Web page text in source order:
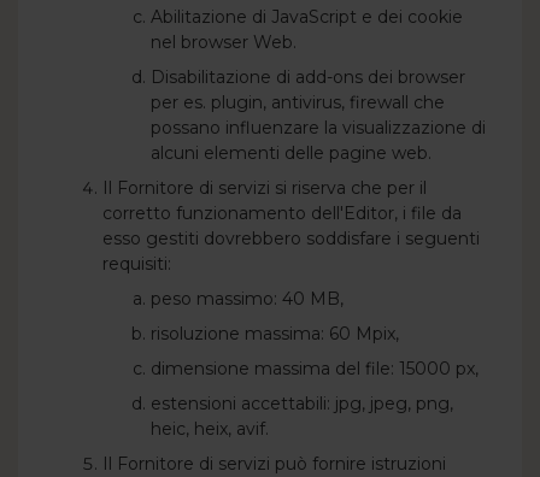
Abilitazione di JavaScript e dei cookie
nel browser Web.
Disabilitazione di add-ons dei browser
per es. plugin, antivirus, firewall che
possano influenzare la visualizzazione di
alcuni elementi delle pagine web.
Il Fornitore di servizi si riserva che per il
corretto funzionamento dell'Editor, i file da
esso gestiti dovrebbero soddisfare i seguenti
requisiti:
peso massimo: 40 MB,
risoluzione massima: 60 Mpix,
dimensione massima del file: 15000 px,
estensioni accettabili: jpg, jpeg, png,
heic, heix, avif.
Il Fornitore di servizi può fornire istruzioni